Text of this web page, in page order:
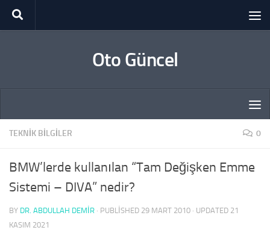
Skip to content
Oto Güncel
TEKNIK BILGILER 0
BMW’lerde kullanılan “Tam Değişken Emme
Sistemi – DIVA” nedir?
BY DR. ABDULLAH DEMİR · PUBLISHED 29 MART 2010 · UPDATED 21
KASIM 2021